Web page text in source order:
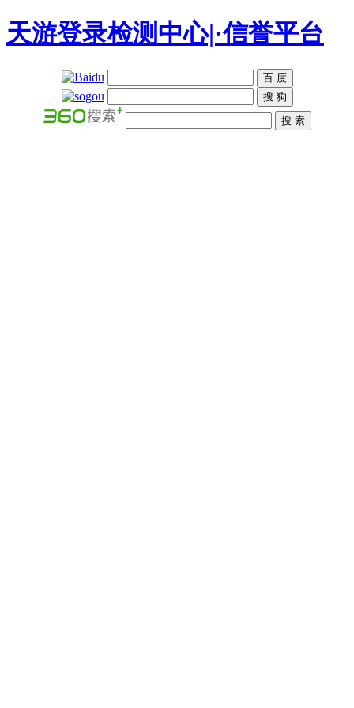
天游登录检测中心|·信誉平台